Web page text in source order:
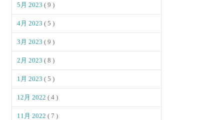
5月 2023( 9 )
4月 2023( 5 )
3月 2023( 9 )
2月 2023( 8 )
1月 2023( 5 )
12月 2022( 4 )
11月 2022( 7 )